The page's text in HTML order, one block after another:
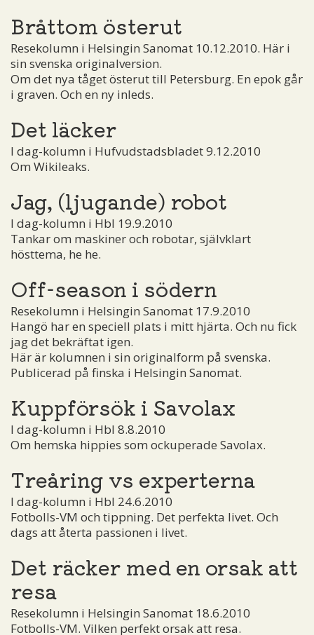
Bråttom österut
Resekolumn i Helsingin Sanomat 10.12.2010. Här i
sin svenska originalversion.
Om det nya tåget österut till Petersburg. En epok går
i graven. Och en ny inleds.
Det läcker
I dag-kolumn i Hufvudstadsbladet 9.12.2010
Om Wikileaks.
Jag, (ljugande) robot
I dag-kolumn i Hbl 19.9.2010
Tankar om maskiner och robotar, självklart
hösttema, he he.
Off-season i södern
Resekolumn i Helsingin Sanomat 17.9.2010
Hangö har en speciell plats i mitt hjärta. Och nu fick
jag det bekräftat igen.
Här är kolumnen i sin originalform på svenska.
Publicerad på finska i Helsingin Sanomat.
Kuppförsök i Savolax
I dag-kolumn i Hbl 8.8.2010
Om hemska hippies som ockuperade Savolax.
Treåring vs experterna
I dag-kolumn i Hbl 24.6.2010
Fotbolls-VM och tippning. Det perfekta livet. Och
dags att återta passionen i livet.
Det räcker med en orsak att
resa
Resekolumn i Helsingin Sanomat 18.6.2010
Fotbolls-VM. Vilken perfekt orsak att resa.